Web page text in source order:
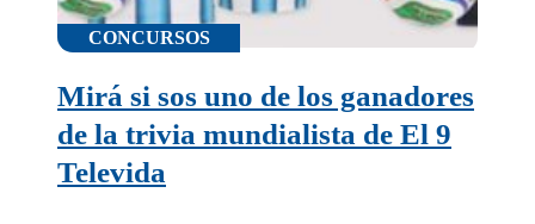
CONCURSOS
Mirá si sos uno de los ganadores
de la trivia mundialista de El 9
Televida